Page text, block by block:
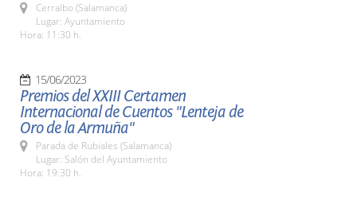
Cerralbo (Salamanca)
Lugar: Ayuntamiento
Hora: 11:30 h.
15/06/2023
Premios del XXIII Certamen
Internacional de Cuentos "Lenteja de
Oro de la Armuña"
Parada de Rubiales (Salamanca)
Lugar: Salón del Ayuntamiento
Hora: 19:30 h.